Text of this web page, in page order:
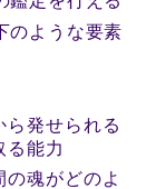
のような要素
ら発せられる
る能力
の魂がどのよ